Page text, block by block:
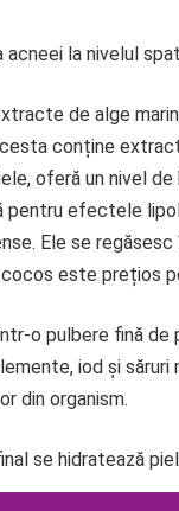
la nivelul
de alge
conține
oferă un nivel
efectele
Ele se
cocos este
o pulbere fină
iod și
din organism.
se hidratează